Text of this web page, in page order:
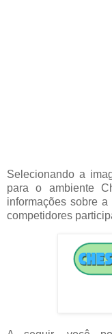
Selecionando a
para o ambiente
informações sobre
competidores